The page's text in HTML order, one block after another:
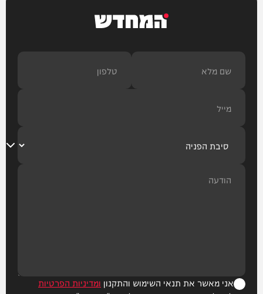
המחדש
אני מאשר את תנאי השימוש והתקנון ומדיניות הפרטיות